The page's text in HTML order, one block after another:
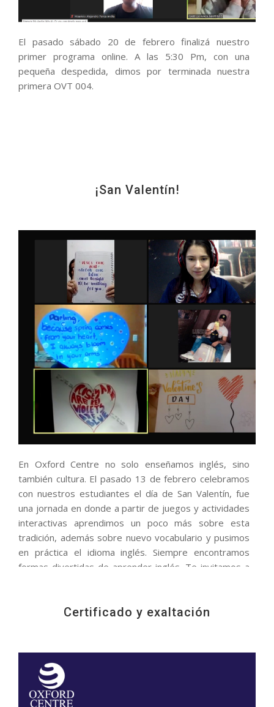
El pasado sábado 20 de febrero finalizá nuestro
primer programa online. A las 5:30 Pm, con una
pequeña despedida, dimos por terminada nuestra
primera OVT 004.
¡San Valentín!
En Oxford Centre no solo enseñamos inglés, sino
también cultura. El pasado 13 de febrero celebramos
con nuestros estudiantes el dí­a de San Valentín, fue
una jornada en donde a partir de juegos y actividades
interactivas aprendimos un poco más sobre esta
tradición, además sobre nuevo vocabulario y pusimos
en práctica el idioma inglés. Siempre encontramos
formas divertidas de aprender inglés. Te invitamos a
Certificado y exaltación